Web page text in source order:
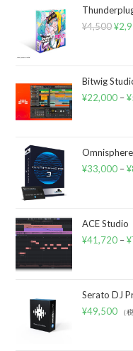
¥4,500 ¥
Bitwig
¥22,000 –¥
¥33,000 –¥
ACE Studio
¥41,720 –¥
Serato DJ
¥49,500 （